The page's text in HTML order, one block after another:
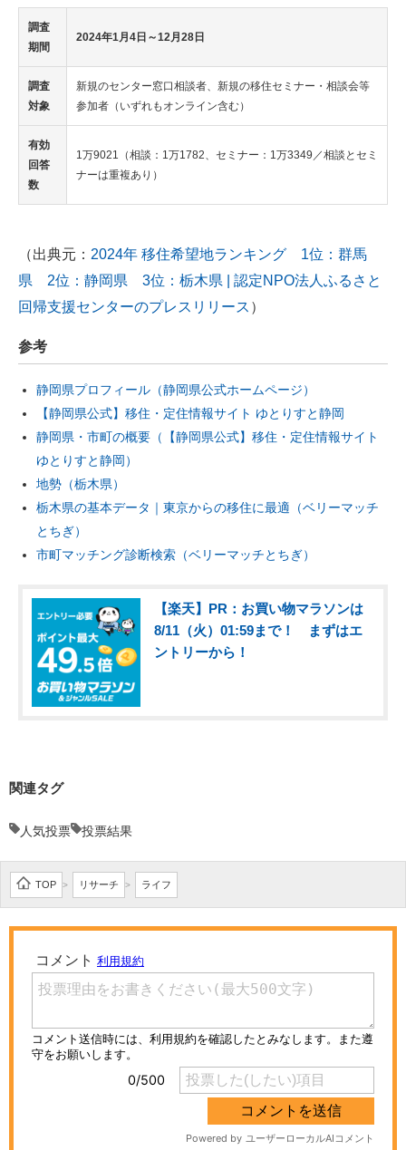
調査
期間
2024年1月4日～12月28日
調査
対象
新規のセンター窓口相談者、新規の移住セミナー・相談会等
参加者（いずれもオンライン含む）
有効
回答
数
1万9021（相談：1万1782、セミナー：1万3349／相談とセミ
ナーは重複あり）
（出典元： 2024年 移住希望地ランキング 1位：群馬
県 2位：静岡県 3位：栃木県 | 認定NPO法人ふるさと
回帰支援センターのプレスリリース ）
参考
静岡県プロフィール（静岡県公式ホームページ）
【静岡県公式】移住・定住情報サイト ゆとりすと静岡
静岡県・市町の概要（【静岡県公式】移住・定住情報サイト
ゆとりすと静岡）
地勢（栃木県）
栃木県の基本データ｜東京からの移住に最適（ベリーマッチ
とちぎ）
市町マッチング診断検索（ベリーマッチとちぎ）
【楽天】PR：お買い物マラソンは
8/11（火）01:59まで！ まずはエ
ントリーから！
関連タグ
人気投票 投票結果
TOP > リサーチ > ライフ